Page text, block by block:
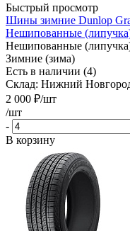
Быстрый просмотр
Шины зимние Dunlop
Нешипованные
Нешипованные
Зимние (зима)
Есть в наличии (4)
Склад: Нижний
2 000 ₽/шт
/шт
-
В корзину